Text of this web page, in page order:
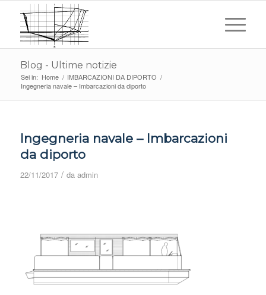
Blog - Ultime notizie
Sei in: Home / IMBARCAZIONI DA DIPORTO /
Ingegneria navale – Imbarcazioni da diporto
Ingegneria navale – Imbarcazioni
da diporto
22/11/2017 / da admin